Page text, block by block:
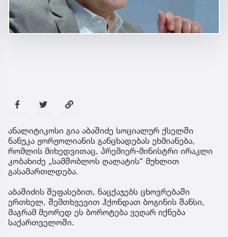
ანალიტიკოსი გია აბაშიძე სოციალურ ქსელში
ნანუკა ჟორჟოლიანის განცხადებას ეხმიანება,
რომლის მიხედვითაც, პრემიერ-მინისტრი ირაკლი
კობახიძე „სამშობლოს ღალატის“ მუხლით
გასამართლდება.
აბაშიძის შეფასებით, ნაცქაჯებს ცხოვრებაში
ერთხელ, შემთხვევით ჰქონდათ ბოგინის შანსი,
მაგრამ მეორედ ეს ბოროტება ვეღარ იქნება
საქართველოში.